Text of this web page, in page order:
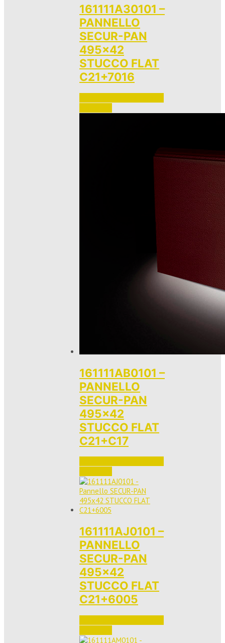
161111A30101 –
PANNELLO
SECUR-PAN
495×42
STUCCO FLAT
C21+7016
161111AB0101 –
PANNELLO
SECUR-PAN
495×42
STUCCO FLAT
C21+C17
161111AJ0101 –
PANNELLO
SECUR-PAN
495×42
STUCCO FLAT
C21+6005